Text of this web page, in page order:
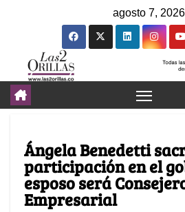
agosto 7, 2026
Ángela Benedetti
participación en el
esposo será
Empresarial